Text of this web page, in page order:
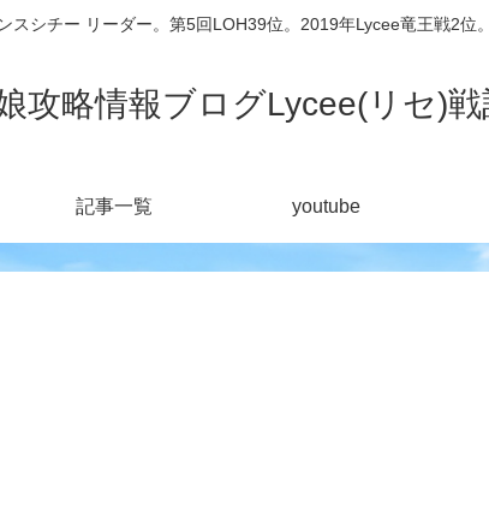
スシチー リーダー。第5回LOH39位。2019年Lycee竜王戦2
攻略情報ブログLycee(リセ)戦
記事一覧 youtube